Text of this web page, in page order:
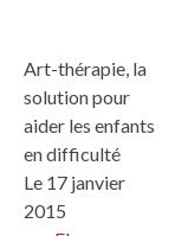
Art-thérapie, la
solution pour
aider les enfants
en difficulté
Le 17 janvier
2015